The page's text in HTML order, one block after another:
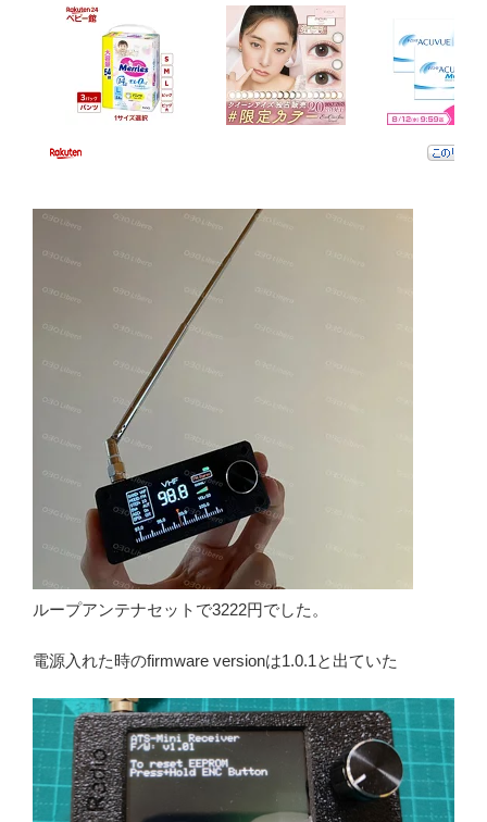
ループアンテナセットで3222円でした。
電源入れた時のfirmware versionは1.0.1と出ていた